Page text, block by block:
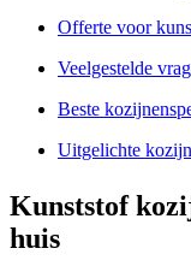
Offerte voor
Veelgestelde
Beste
Uitgelichte
Kunststof
huis